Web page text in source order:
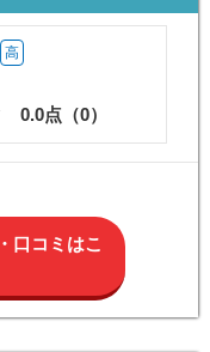
高
0.0点（0）
口コミはこ